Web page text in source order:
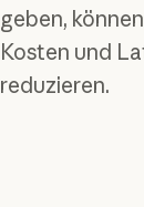
geben,
Kosten und
reduzieren.